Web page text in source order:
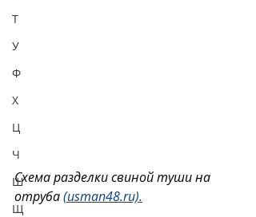
Т
У
Ф
Х
Ц
Ч
Ш
Щ
Схема разделки свиной туши на
отруба (usman48.ru).